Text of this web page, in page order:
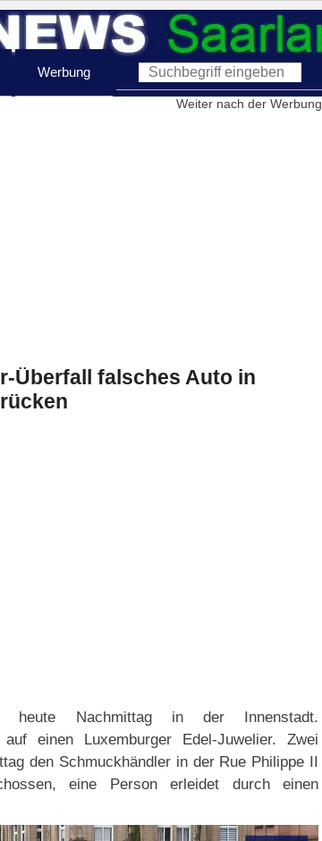
Werbung
Weiter nach der Werbung
Überfall falsches Auto in
heute Nachmittag in der Innenstadt.
einen Luxemburger Edel-Juwelier. Zwei
den Schmuckhändler in der Rue Philippe II
eine Person erleidet durch einen